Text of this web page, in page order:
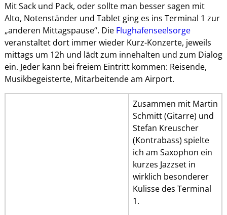
Mit Sack und Pack, oder sollte man besser sagen mit
Alto, Notenständer und Tablet ging es ins Terminal 1 zur
„anderen Mittagspause“. Die Flughafenseelsorge
veranstaltet dort immer wieder Kurz-Konzerte, jeweils
mittags um 12h und lädt zum innehalten und zum Dialog
ein. Jeder kann bei freiem Eintritt kommen: Reisende,
Musikbegeisterte, Mitarbeitende am Airport.
Zusammen mit Martin
Schmitt (Gitarre) und
Stefan Kreuscher
(Kontrabass) spielte
ich am Saxophon ein
kurzes Jazzset in
wirklich besonderer
Kulisse des Terminal
1.